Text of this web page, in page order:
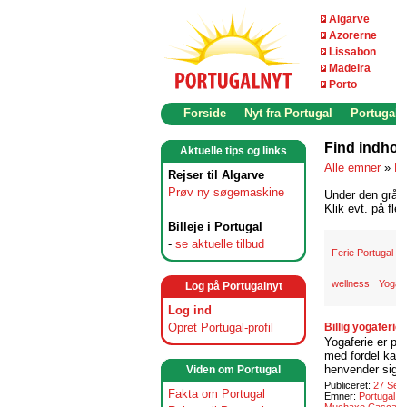
Algarve
Azorerne
Lissabon
Madeira
Porto
Forside Nyt fra Portugal
Aktuelle tips og links
Rejser til Algarve
Prøv ny søgemaskine
Billeje i Portugal
- se aktuelle tilbud
Log på Portugalnyt
Log ind
Opret Portugal-profil
Viden om Portugal
Fakta om Portugal
Find
Alle emner »
Under den
Klik evt. på
Ferie Portugal
wellness
Billig
Yogaferie er
med fordel
henvender
Publiceret: 27
Emner: Portugal